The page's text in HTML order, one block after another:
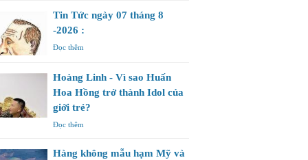
Tin Tức ngày 07 tháng 8
-2026 :
Đọc thêm
Hoàng Linh - Vì sao Huấn
Hoa Hồng trở thành Idol của
giới trẻ?
Đọc thêm
Hàng không mẫu hạm Mỹ và